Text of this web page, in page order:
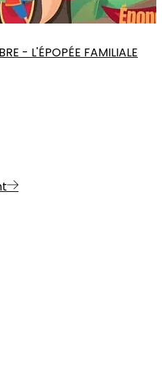
- L'ÉPOPÉE FAMILIALE